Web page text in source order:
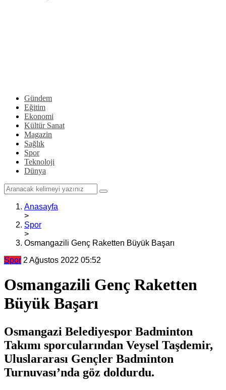
Gündem
Eğitim
Ekonomi
Kültür Sanat
Magazin
Sağlık
Spor
Teknoloji
Dünya
Anasayfa
>
Spor
>
Osmangazili Genç Raketten Büyük Başarı
Spor 2 Ağustos 2022 05:52
Osmangazili Genç Raketten
Büyük Başarı
Osmangazi Belediyespor Badminton
Takımı sporcularından Veysel Taşdemir,
Uluslararası Gençler Badminton
Turnuvası’nda göz doldurdu.